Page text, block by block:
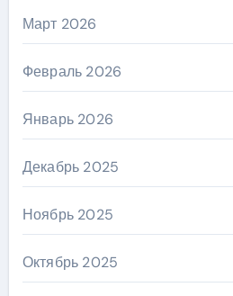
Март 2026
Февраль 2026
Январь 2026
Декабрь 2025
Ноябрь 2025
Октябрь 2025